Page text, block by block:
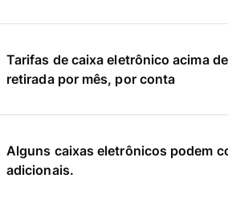
Tarifas de caixa eletrônico acima de
retirada por mês, por conta
Alguns caixas eletrônicos podem
adicionais.